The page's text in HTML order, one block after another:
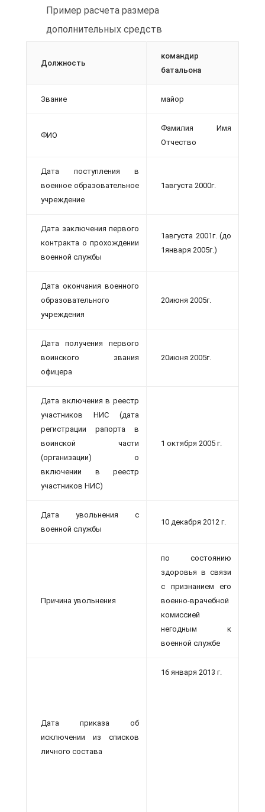
Пример расчета размера
дополнительных средств
Должность
командир
батальона
Звание майор
ФИО
Фамилия Имя
Отчество
Дата поступления в
военное образовательное
учреждение
1августа 2000г.
Дата заключения первого
контракта о прохождении
военной службы
1августа 2001г. (до
1января 2005г.)
Дата окончания военного
образовательного
учреждения
20июня 2005г.
Дата получения первого
воинского звания
офицера
20июня 2005г.
Дата включения в реестр
участников НИС (дата
регистрации рапорта в
воинской части
(организации) о
включении в реестр
участников НИС)
1 октября 2005 г.
Дата увольнения с
военной службы
10 декабря 2012 г.
Причина увольнения
по состоянию
здоровья в связи
с признанием его
военно-врачебной
комиссией
негодным к
военной службе
Дата приказа об
исключении из списков
личного состава
16 января 2013 г.